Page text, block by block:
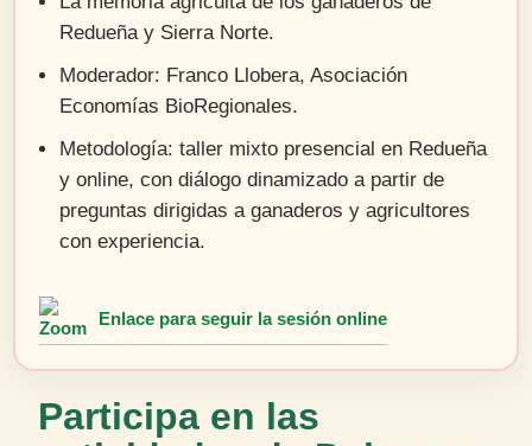
Redueña y Sierra Norte.
Moderador: Franco Llobera, Asociación
Economías BioRegionales.
Metodología: taller mixto presencial en Redueña
y online, con diálogo dinamizado a partir de
preguntas dirigidas a ganaderos y agricultores
con experiencia.
Enlace para seguir la sesión online
Participa en las